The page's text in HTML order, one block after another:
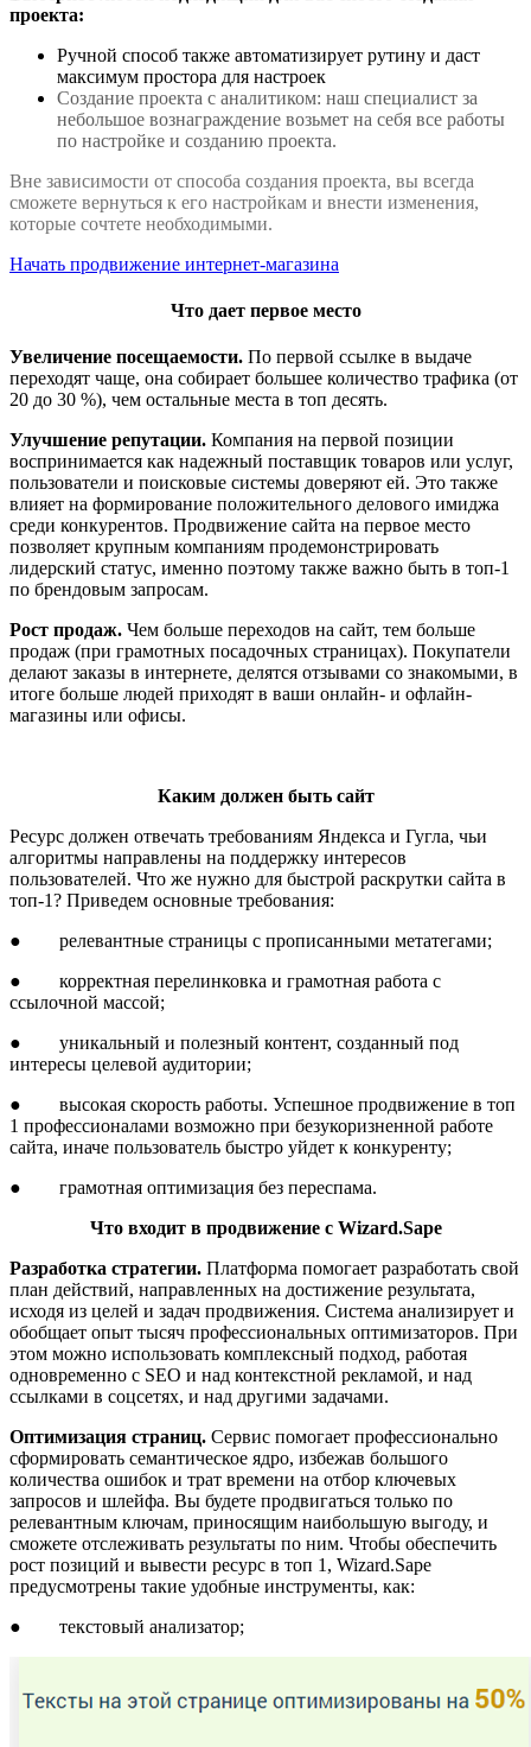
проекта:
Ручной способ также автоматизирует рутину и даст
максимум простора для настроек
Создание проекта с аналитиком: наш специалист за
небольшое вознаграждение возьмет на себя все работы
по настройке и созданию проекта.
Вне зависимости от способа создания проекта, вы всегда
сможете вернуться к его настройкам и внести изменения,
которые сочтете необходимыми.
Начать продвижение интернет-магазина
Что дает первое место
Увеличение посещаемости. По первой ссылке в выдаче
переходят чаще, она собирает большее количество трафика (от
20 до 30 %), чем остальные места в топ десять.
Улучшение репутации. Компания на первой позиции
воспринимается как надежный поставщик товаров или услуг,
пользователи и поисковые системы доверяют ей. Это также
влияет на формирование положительного делового имиджа
среди конкурентов. Продвижение сайта на первое место
позволяет крупным компаниям продемонстрировать
лидерский статус, именно поэтому также важно быть в топ-1
по брендовым запросам.
Рост продаж. Чем больше переходов на сайт, тем больше
продаж (при грамотных посадочных страницах). Покупатели
делают заказы в интернете, делятся отзывами со знакомыми, в
итоге больше людей приходят в ваши онлайн- и офлайн-
магазины или офисы.
Каким должен быть сайт
Ресурс должен отвечать требованиям Яндекса и Гугла, чьи
алгоритмы направлены на поддержку интересов
пользователей. Что же нужно для быстрой раскрутки сайта в
топ-1? Приведем основные требования:
● релевантные страницы с прописанными метатегами;
● корректная перелинковка и грамотная работа с
ссылочной массой;
● уникальный и полезный контент, созданный под
интересы целевой аудитории;
● высокая скорость работы. Успешное продвижение в топ
1 профессионалами возможно при безукоризненной работе
сайта, иначе пользователь быстро уйдет к конкуренту;
● грамотная оптимизация без переспама.
Что входит в продвижение с Wizard.Sape
Разработка стратегии. Платформа помогает разработать свой
план действий, направленных на достижение результата,
исходя из целей и задач продвижения. Система анализирует и
обобщает опыт тысяч профессиональных оптимизаторов. При
этом можно использовать комплексный подход, работая
одновременно с SEO и над контекстной рекламой, и над
ссылками в соцсетях, и над другими задачами.
Оптимизация страниц. Сервис помогает профессионально
сформировать семантическое ядро, избежав большого
количества ошибок и трат времени на отбор ключевых
запросов и шлейфа. Вы будете продвигаться только по
релевантным ключам, приносящим наибольшую выгоду, и
сможете отслеживать результаты по ним. Чтобы обеспечить
рост позиций и вывести ресурс в топ 1, Wizard.Sape
предусмотрены такие удобные инструменты, как:
● текстовый анализатор;